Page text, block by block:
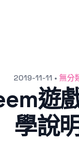
2019-11-11 • 無分
遊
學說